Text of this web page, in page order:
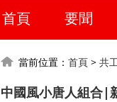
首頁 要聞
當前位置： 首頁 > 共
中國風小唐人組合|